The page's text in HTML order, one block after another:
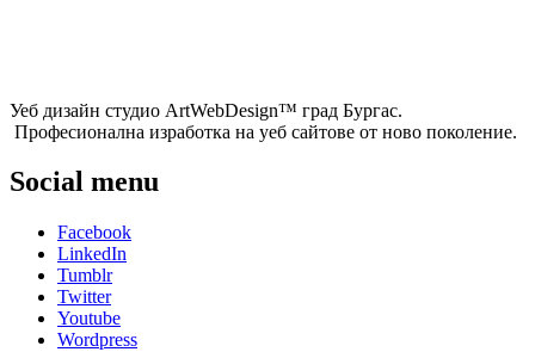
Уеб дизайн студио ArtWebDesign™ град Бургас.
Професионална изработка на уеб сайтове от ново поколение.
Social menu
Facebook
LinkedIn
Tumblr
Twitter
Youtube
Wordpress